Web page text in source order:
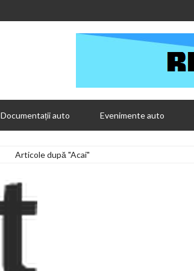
Documentații auto Evenimente auto
Articole după "Acai"